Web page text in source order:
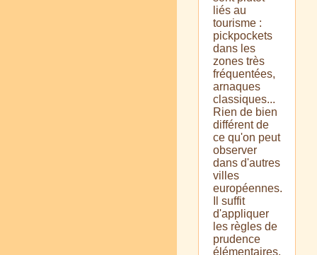
liés au
tourisme :
pickpockets
dans les
zones très
fréquentées,
arnaques
classiques...
Rien de bien
différent de
ce qu'on peut
observer
dans d'autres
villes
européennes.
Il suffit
d'appliquer
les règles de
prudence
élémentaires.